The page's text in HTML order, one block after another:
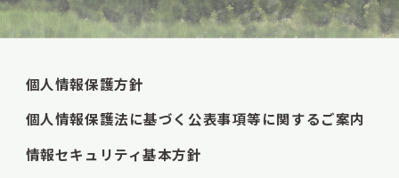
個人情報保護方針
個人情報保護法に基づく公表事項等に関するご案内
情報セキュリティ基本方針